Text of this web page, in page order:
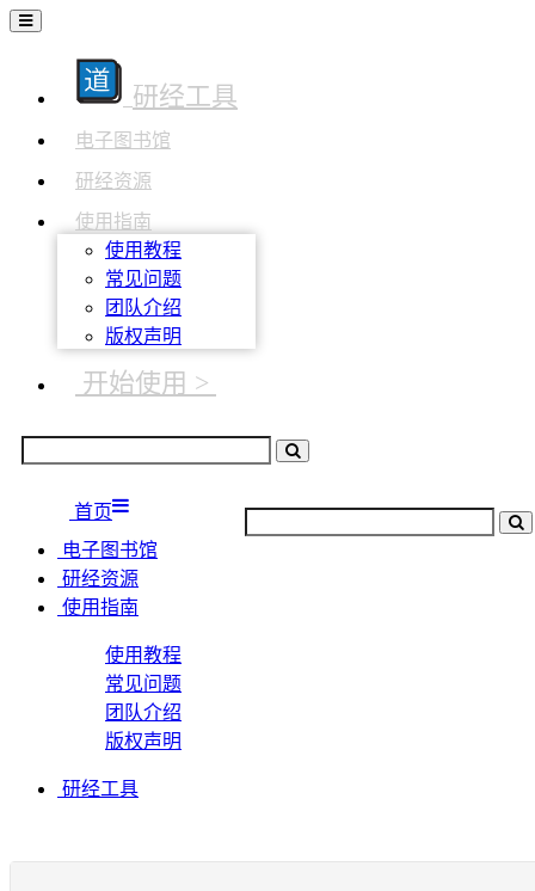
研经工具
电子图书馆
研经资源
使用指南
使用教程
常见问题
团队介绍
版权声明
开始使用 >
首页
电子图书馆
研经资源
使用指南
使用教程
常见问题
团队介绍
版权声明
研经工具